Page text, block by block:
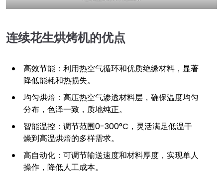
连续花生烘烤机的优点
高效节能：利用热空气循环和优质绝缘材料，显著
降低能耗和热损失。
均匀烘焙：高压热空气渗透材料层，确保温度均匀
分布，色泽一致，质地纯正。
智能温控：调节范围0-300°C，灵活满足低温干
燥到高温烘焙的多样需求。
高自动化：可调节输送速度和材料厚度，实现单人
操作，降低人工成本。